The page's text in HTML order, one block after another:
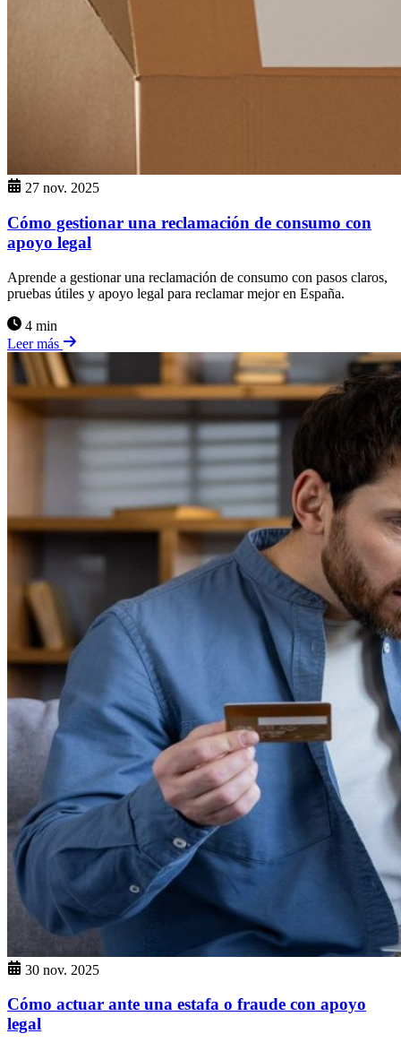
27 nov. 2025
Cómo gestionar una reclamación de consumo con
apoyo legal
Aprende a gestionar una reclamación de consumo con pasos claros,
pruebas útiles y apoyo legal para reclamar mejor en España.
4 min
Leer más
30 nov. 2025
Cómo actuar ante una estafa o fraude con apoyo
legal